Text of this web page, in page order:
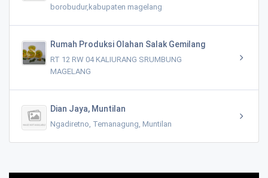
borobudur,kabupaten magelang
Rumah Produksi Olahan Salak Gemilang
RT 12 RW 04 KALIURANG SRUMBUNG
MAGELANG
Dian Jaya, Muntilan
Ngadiretno, Temanagung, Muntilan